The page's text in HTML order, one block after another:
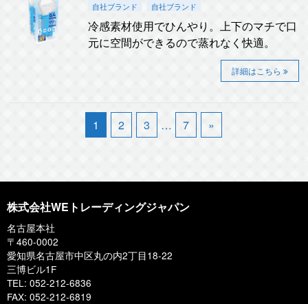
自社ブランド 自社ブランド
冷感素材使用でひんやり。上下のマチで口
元に空間ができるので蒸れなく快適。
詳細はこちら
1 2 3 … 7 »
株式会社WEトレーディングジャパン
名古屋本社
〒460-0002
愛知県名古屋市中区丸の内2丁目18-22
三博ビル1F
TEL: 052-212-6836
FAX: 052-212-6819